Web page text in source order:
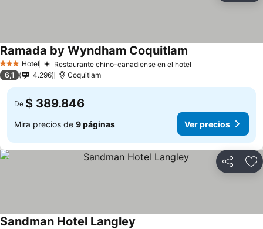
3 Estrellas
Hotel Restaurante chino-canadiense en el hotel
Ramada by Wyndham Coquitlam
6,1 4.296 Coquitlam
De $ 389.846
Mira precios de 9 páginas Ver precios
Compartir
Sandman Hotel Langley